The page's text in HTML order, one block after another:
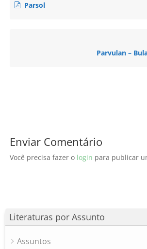
Literaturas por Assunto
Assuntos
Parsol
Parvulan –
Enviar Comentário
Você precisa fazer o login para publicar